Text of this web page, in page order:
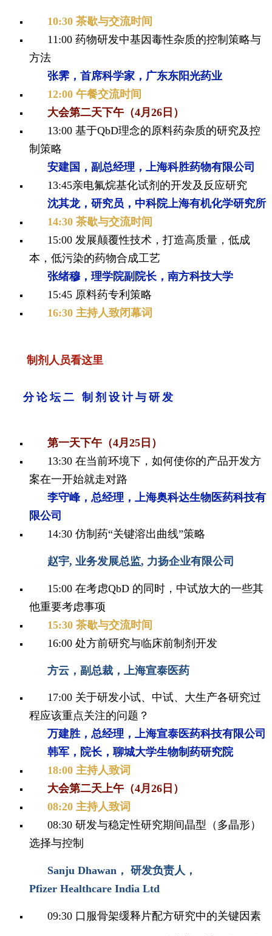
10:30 茶歇与交流时间
11:00 药物研发中基因毒性杂质的控制策略与
方法
张霁，首席科学家，广东东阳光药业
12:00 午餐交流时间
大会第二天下午（4月26日）
13:00 基于QbD理念的原料药杂质的研究及控
制策略
安建国，副总经理，上海科胜药物有限公司
13:45亲电氟烷基化试剂的开发及反应研究
沈其龙，研究员，中科院上海有机化学研究所
14:30 茶歇与交流时间
15:00 发展颠覆性技术，打造高质量，低成
本，低污染的药物合成工艺
张绪穆，理学院副院长，南方科技大学
15:45 原料药专利策略
16:30 主持人致闭幕词
制剂人员看这里
分论坛二 制剂设计与研发
第一天下午（4月25日）
13:30 在当前环境下，如何使你的产品开发方
案在一开始就走对路
李守峰，总经理，上海奥科达生物医药科技有
限公司
14:30 仿制药“关键溶出曲线”策略
赵宇, 业务发展总监, 力扬企业有限公司
15:00 在考虑QbD 的同时，中试放大的一些其
他重要考虑事项
15:30 茶歇与交流时间
16:00 处方前研究与临床前制剂开发
方云，副总裁，上海宣泰医药
17:00 关于研发小试、中试、大生产各研究过
程应该重点关注的问题？
万建胜，总经理，上海宣泰医药科技有限公司
韩军，院长，聊城大学生物制药研究院
18:00 主持人致词
大会第二天上午（4月26日）
08:20 主持人致词
08:30 研发与稳定性研究期间晶型（多晶形）
选择与控制
Sanju Dhawan， 研发负责人，
Pfizer Healthcare India Ltd
09:30 口服骨架缓释片配方研究中的关键因素